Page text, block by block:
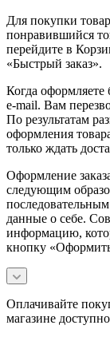
Для покупки
понравившийся
перейдите в
«Быстрый заказ».
Когда
e-mail. Вам
По результатам
оформления
только ждать
Оформление
следующим
данные о себе.
информацию,
кнопку «Оформить
Оплачивайте
магазине